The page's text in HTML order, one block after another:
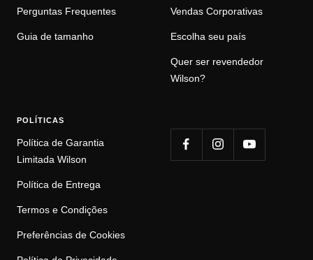
Perguntas Frequentes
Guia de tamanho
Vendas Corporativas
Escolha seu país
Quer ser revendedor
Wilson?
POLÍTICAS
Política de Garantia
Limitada Wilson
Política de Entrega
Termos e Condições
Preferências de Cookies